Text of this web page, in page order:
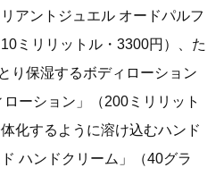
アントジュエル オードパルフ
ミリリットル・3300円）、た
り保湿するボディローション
ローション」（200ミリリット
化するように溶け込むハンド
ハンドクリーム」（40グラ